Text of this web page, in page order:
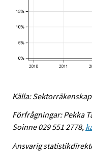
Källa:
Förfrågningar: Pekka
Soinne 029 551 2778,
Ansvarig